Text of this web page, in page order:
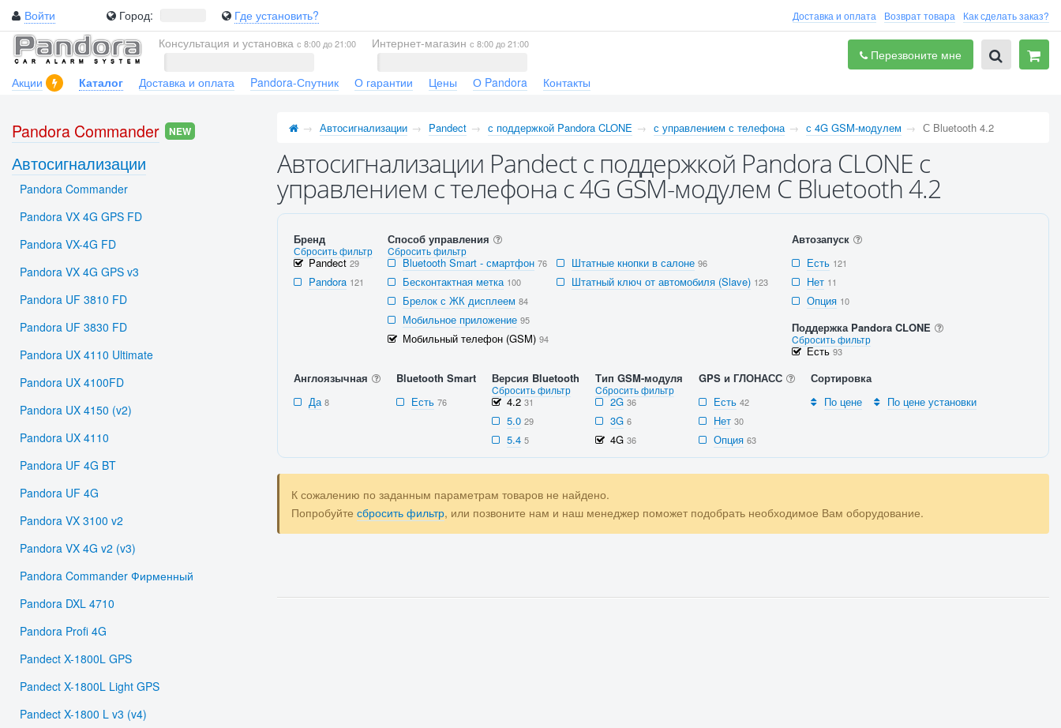
Войти Город: Где установить? Доставка и оплата Возврат товара Как сделать заказ?
Консультация и установка с 8:00 до 21:00 Интернет-магазин с 8:00 до 21:00
Перезвоните мне
Акции
Каталог Доставка и оплата Pandora-Спутник О гарантии Цены О Pandora Контакты
Автосигнализации Pandect с поддержкой Pandora CLONE с управлением с телефона с 4G GSM-модулем С Bluetooth 4.2
Автосигнализации Pandect с поддержкой Pandora CLONE с
управлением с телефона с 4G GSM-модулем С Bluetooth 4.2
Бренд
Сбросить фильтр
Pandect29
Pandora 121
Способ управления
Cбросить фильтр
Bluetooth Smart - смартфон 76
Бесконтактная метка 100
Брелок с ЖК дисплеем 84
Мобильное приложение 95
Мобильный телефон (GSM) 94
Штатные кнопки в салоне 96
Штатный ключ от автомобиля (Slave) 123
Автозапуск
Есть 121
Нет 11
Опция 10
Поддержка Pandora CLONE
Cбросить фильтр
Есть93
Англоязычная
Да 8
Bluetooth Smart
Есть 76
Версия Bluetooth
Cбросить фильтр
4.231
5.0 29
5.4 5
Тип GSM-модуля
Cбросить фильтр
2G 36
3G 6
4G 36
GPS и ГЛОНАСС
Есть 42
Нет 30
Опция 63
Сортировка
По цене
По цене установки
К сожалению по заданным параметрам товаров не найдено.
Попробуйте сбросить фильтр, или позвоните нам и наш менеджер поможет подобрать необходимое Вам оборудование.
Pandora Commander NEW
Автосигнализации
Pandora Commander
Pandora VX 4G GPS FD
Pandora VX-4G FD
Pandora VX 4G GPS v3
Pandora UF 3810 FD
Pandora UF 3830 FD
Pandora UX 4110 Ultimate
Pandora UX 4100FD
Pandora UX 4150 (v2)
Pandora UX 4110
Pandora UF 4G BT
Pandora UF 4G
Pandora VX 3100 v2
Pandora VX 4G v2 (v3)
Pandora Commander Фирменный
Pandora DXL 4710
Pandora Profi 4G
Pandect X-1800L GPS
Pandect X-1800L Light GPS
Pandect X-1800 L v3 (v4)